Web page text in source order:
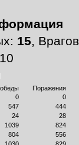
15,
Поражения
0
0
547
444
24
28
1039
824
804
556